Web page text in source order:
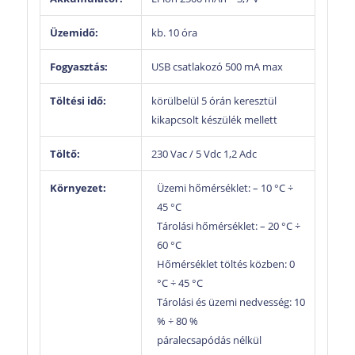
Üzemidő: kb. 10 óra
Fogyasztás: USB csatlakozó 500 mA max
Töltési idő:
körülbelül 5 órán keresztül
kikapcsolt készülék mellett
Töltő: 230 Vac / 5 Vdc 1,2 Adc
Környezet:
Üzemi hőmérséklet: – 10 °C ÷
45 °C
Tárolási hőmérséklet: – 20 °C ÷
60 °C
Hőmérséklet töltés közben: 0
°C ÷ 45 °C
Tárolási és üzemi nedvesség: 10
% ÷ 80 %
páralecsapódás nélkül